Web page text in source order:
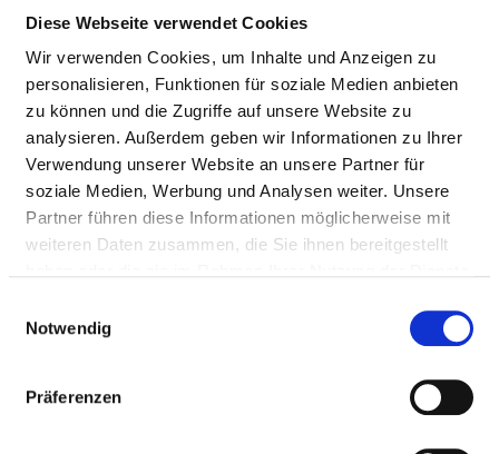
Diese Webseite verwendet Cookies
Wir verwenden Cookies, um Inhalte und Anzeigen zu
personalisieren, Funktionen für soziale Medien anbieten
zu können und die Zugriffe auf unsere Website zu
analysieren. Außerdem geben wir Informationen zu Ihrer
Verwendung unserer Website an unsere Partner für
soziale Medien, Werbung und Analysen weiter. Unsere
Partner führen diese Informationen möglicherweise mit
weiteren Daten zusammen, die Sie ihnen bereitgestellt
Notwendig
Präferenzen
Albert-Schweitzer-Strasse 64
67655 Kaiserslautern
Tel.:06349-900-0
Mail:ed.mukinilkzlafp@ofni
Anfahrt
Weitere Standorte